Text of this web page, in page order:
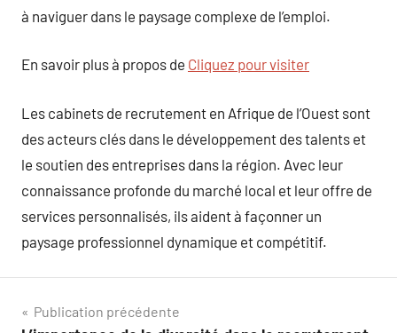
à naviguer dans le paysage complexe de l’emploi.
En savoir plus à propos de Cliquez pour visiter
Les cabinets de recrutement en Afrique de l’Ouest sont
des acteurs clés dans le développement des talents et
le soutien des entreprises dans la région. Avec leur
connaissance profonde du marché local et leur offre de
services personnalisés, ils aident à façonner un
paysage professionnel dynamique et compétitif.
Navigation
Publication précédente